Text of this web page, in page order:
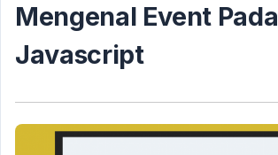
Mengenal Event Pada
Javascript